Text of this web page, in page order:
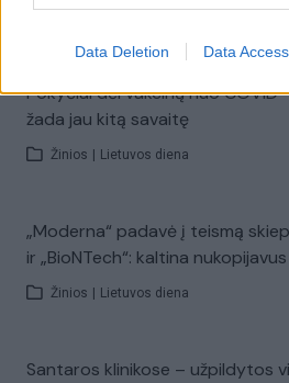
Data Deletion Data Access
Pokyčiai dėl vakcinų nuo
žada jau kitą savaitę
Žinios Lietuvos diena
„Moderna“ padavė į teismą
ir „BioNTech“: kaltina
Žinios Lietuvos diena
Santaros klinikose – užpildytos